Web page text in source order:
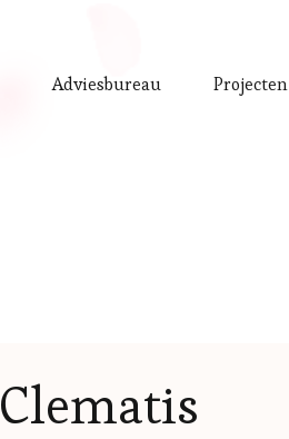
Adviesbureau Projecten
Clematis